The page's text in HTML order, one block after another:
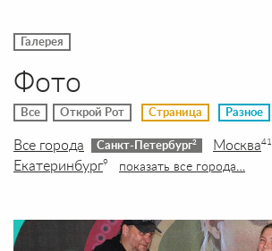
Галерея
Фото
Все Открой Рот Страница Разное
Все города Санкт-Петербург2 Москва41
Екатеринбург9 показать все города…